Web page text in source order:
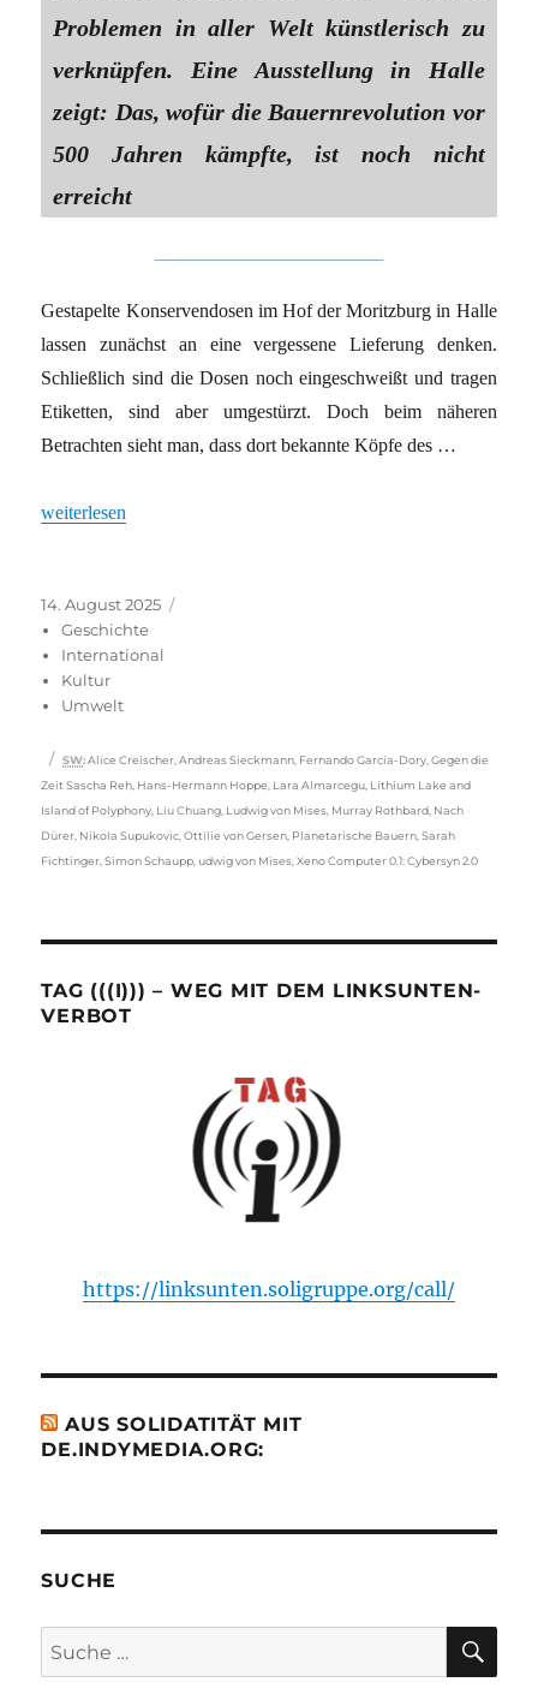
Problemen in aller Welt künstlerisch zu
verknüpfen. Eine Ausstellung in Halle
zeigt: Das, wofür die Bauernrevolution vor
500 Jahren kämpfte, ist noch nicht
erreicht
Gestapelte Konservendosen im Hof der Moritzburg in Halle
lassen zunächst an eine vergessene Lieferung denken.
Schließlich sind die Dosen noch eingeschweißt und tragen
Etiketten, sind aber umgestürzt. Doch beim näheren
Betrachten sieht man, dass dort bekannte Köpfe des …
„LANDWIRTSCHAFT, KUNST UND REVOLUTION“
weiterlesen
Veröffentlicht
am
14. August 2025
Geschichte
International
Kultur
Umwelt
Schlagwörter
SW: Alice Creischer ,Andreas Sieckmann Fernando García-Dory ,Gegen die
Zeit Sascha Reh Hans-Hermann Hoppe Lara Almarcegu Lithium Lake and
Island of Polyphony Liu Chuang Ludwig von Mises Murray Rothbard Nach
Dürer Nikola Supukovic ,Ottilie von Gersen Planetarische Bauern ,Sarah
Fichtinger ,Simon Schaupp udwig von Mises ,Xeno Computer 0.1: Cybersyn 2.0
TAG (((I))) – WEG MIT DEM LINKSUNTEN-
VERBOT
https://linksunten.soligruppe.org/call/
AUS SOLIDATITÄT MIT
DE.INDYMEDIA.ORG:
SUCHE
Suche
nach: